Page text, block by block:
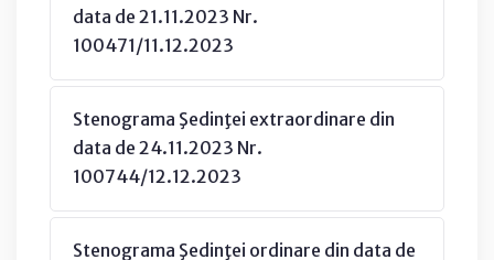
data de 21.11.2023 Nr.
100471/11.12.2023
Stenograma Şedinţei extraordinare din
data de 24.11.2023 Nr.
100744/12.12.2023
Stenograma Şedinţei ordinare din data de